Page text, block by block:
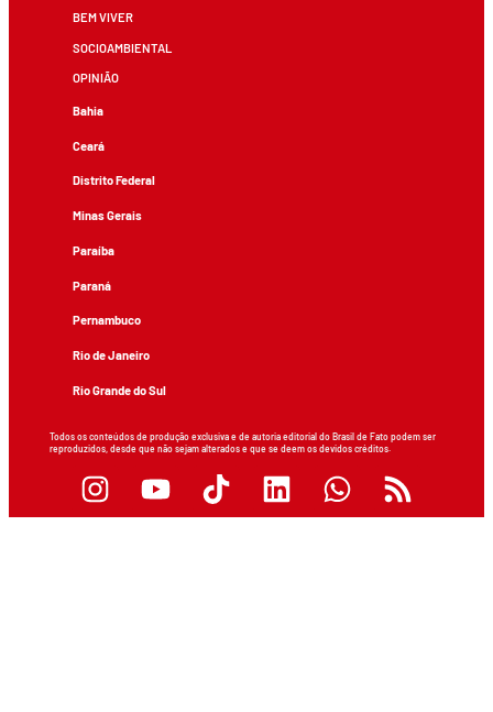
BEM VIVER
SOCIOAMBIENTAL
OPINIÃO
Bahia
Ceará
Distrito Federal
Minas Gerais
Paraíba
Paraná
Pernambuco
Rio de Janeiro
Rio Grande do Sul
Todos os conteúdos de produção exclusiva e de autoria editorial do Brasil de Fato podem ser
reproduzidos, desde que não sejam alterados e que se deem os devidos créditos.